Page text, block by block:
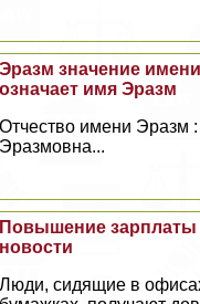
Эразм значение
означает имя Эразм
Отчество имени Эразм
Эразмовна...
Повышение зарплаты
новости
Люди, сидящие в